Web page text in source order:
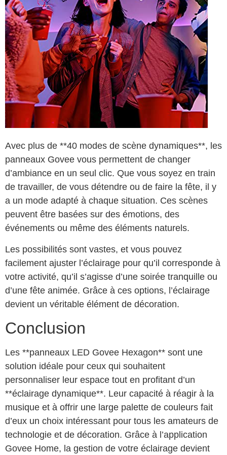
Avec plus de **40 modes de scène dynamiques**, les
panneaux Govee vous permettent de changer
d’ambiance en un seul clic. Que vous soyez en train
de travailler, de vous détendre ou de faire la fête, il y
a un mode adapté à chaque situation. Ces scènes
peuvent être basées sur des émotions, des
événements ou même des éléments naturels.
Les possibilités sont vastes, et vous pouvez
facilement ajuster l’éclairage pour qu’il corresponde à
votre activité, qu’il s’agisse d’une soirée tranquille ou
d’une fête animée. Grâce à ces options, l’éclairage
devient un véritable élément de décoration.
Conclusion
Les **panneaux LED Govee Hexagon** sont une
solution idéale pour ceux qui souhaitent
personnaliser leur espace tout en profitant d’un
**éclairage dynamique**. Leur capacité à réagir à la
musique et à offrir une large palette de couleurs fait
d’eux un choix intéressant pour tous les amateurs de
technologie et de décoration. Grâce à l’application
Govee Home, la gestion de votre éclairage devient